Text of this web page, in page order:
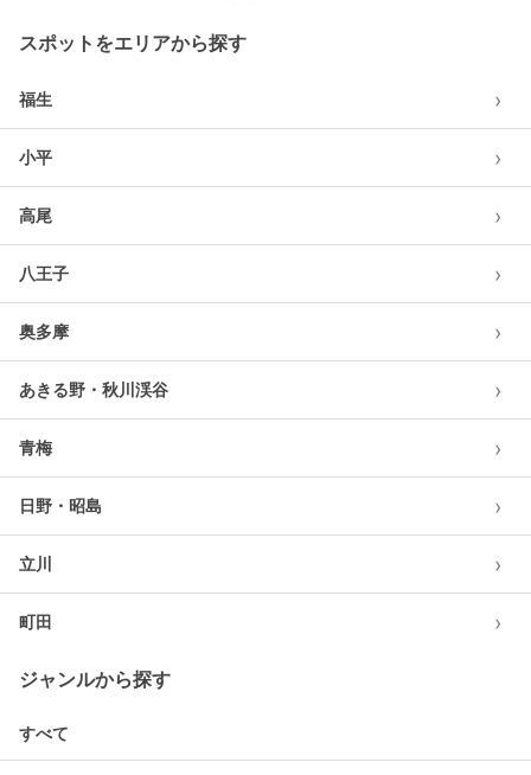
スポットをエリアから探す
福生 ›
小平 ›
高尾 ›
八王子 ›
奥多摩 ›
あきる野・秋川渓谷 ›
青梅 ›
日野・昭島 ›
立川 ›
町田 ›
ジャンルから探す
すべて